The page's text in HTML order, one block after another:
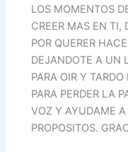
LOS MOMENTOS
CREER MAS EN TI,
POR QUERER
DEJANDOTE A UN
PARA OIR Y
PARA PERDER LA
VOZ Y AYUDAME
PROPOSITOS.